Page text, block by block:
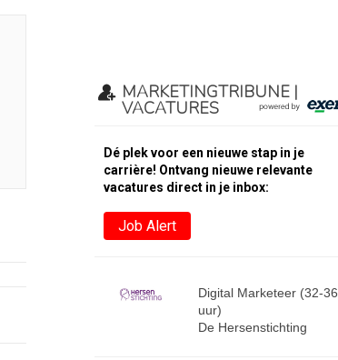
MARKETINGTRIBUNE |
VACATURES
Dé plek voor een nieuwe stap in je
carrière! Ontvang nieuwe relevante
vacatures direct in je inbox:
Job Alert
Digital Marketeer (32-36
uur)
De Hersenstichting